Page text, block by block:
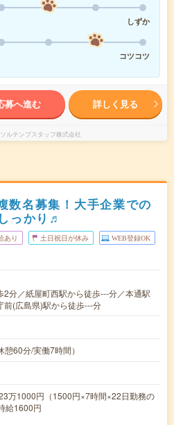
しずか
コツコツ
募へ進む 詳しく見る
ルテンプスタッフ株式会社
数名募集！大手企業での
っかり♬
あり 土日祝日が休み WEB登録OK
2分／紙屋町西駅から徒歩---分／本通駅
前(広島県)駅から徒歩---分
60分/実働7時間）
万1000円（1500円×7時間×22日勤務の
給1600円